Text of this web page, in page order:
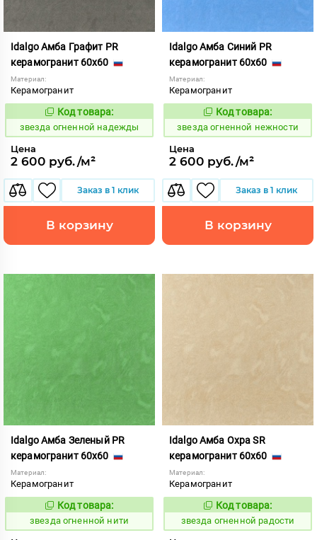
Idalgo Амба Графит PR
керамогранит 60x60
Материал:
Керамогранит
445807
Код товара:
звезда огненной надежды
Цена
2 600 руб./м²
Заказ в 1 клик
В корзину
Idalgo Амба Синий PR
керамогранит 60x60
Материал:
Керамогранит
445808
Код товара:
звезда огненной нежности
Цена
2 600 руб./м²
Заказ в 1 клик
В корзину
Idalgo Амба Зеленый PR
керамогранит 60x60
Материал:
Керамогранит
445810
Код товара:
звезда огненной нити
Idalgo Амба Охра SR
керамогранит 60x60
Материал:
Керамогранит
445827
Код товара:
звезда огненной радости